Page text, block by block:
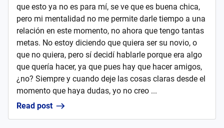
que esto ya no es para mí, se ve que es buena chica,
pero mi mentalidad no me permite darle tiempo a una
relación en este momento, no ahora que tengo tantas
metas. No estoy diciendo que quiera ser su novio, o
que no quiera, pero sí decidí hablarle porque era algo
que quería hacer, ya que pues hay que hacer amigos,
¿no? Siempre y cuando deje las cosas claras desde el
momento que haya dudas, yo no creo ...
Read post